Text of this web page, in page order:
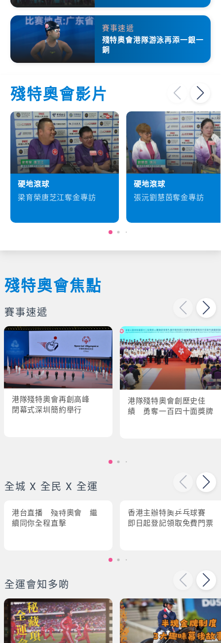
賽事速遞
殘特奧會港隊游泳再添一銀一
銅
殘特奧會影片
硬地滾球
梁育榮唐芝江奪金專訪
硬地滾球
張沅劉慧茵奪金專訪
殘特奧會焦點
賽事速遞
港隊殘特奧會再創高峰
閉幕式深圳簡約舉行
港隊殘特奧會創歷史佳
績 勇奪一百四十面獎牌
全城 X 全民 X 全運
港台直播 殘特奧會 繼
續同你全程直擊
香港主辦特奧乒乓球賽
即日起登記領取免費門票
全運會知多啲